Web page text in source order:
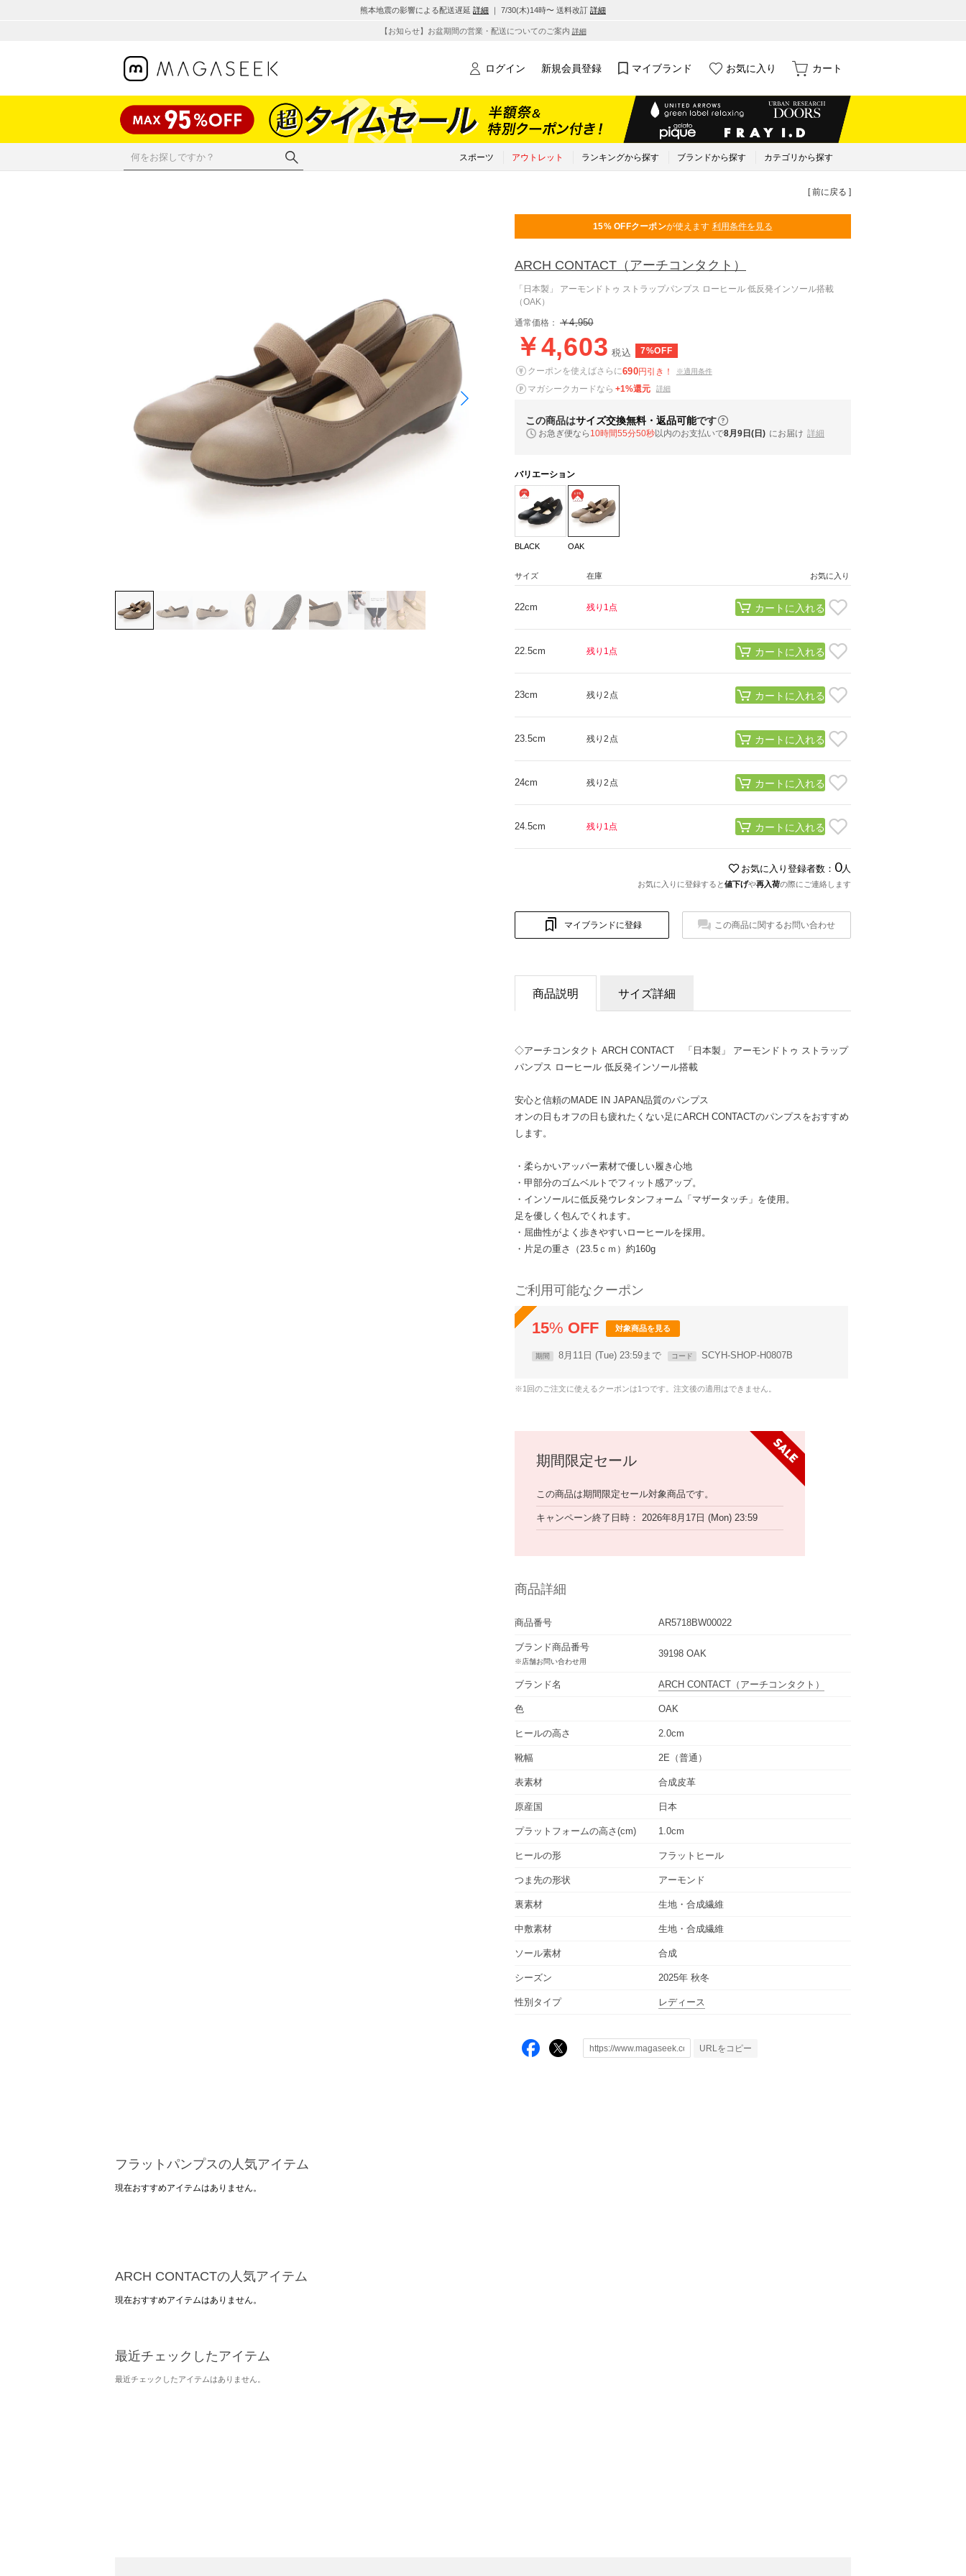
熊本地震の影響による配送遅延 詳細 ｜ 7/30(木)14時〜 送料改訂 詳細
【お知らせ】お盆期間の営業・配送についてのご案内 詳細
ログイン 新規会員登録 マイブランド お気に入り カート
スポーツ アウトレット ランキングから探す ブランドから探す カテゴリから探す
[ 前に戻る ]
15% OFFクーポンが使えます 利用条件を見る
ARCH CONTACT （アーチコンタクト）
「日本製」 アーモンドトゥ ストラップパンプス ローヒール 低反発インソール搭載
（OAK）
通常価格： ￥4,950
￥4,603 税込 7%OFF
クーポンを使えばさらに690円引き！ ※適用条件
マガシークカードなら +1%還元 詳細
この商品はサイズ交換無料・返品可能です
お急ぎ便なら 10時間55分49秒以内のお支払いで8月9日(日) にお届け 詳細
バリエーション
BLACK OAK
サイズ 在庫 お気に入り
22cm 残り1点 カートに入れる
22.5cm 残り1点 カートに入れる
23cm 残り2点 カートに入れる
23.5cm 残り2点 カートに入れる
24cm 残り2点 カートに入れる
24.5cm 残り1点 カートに入れる
お気に入り登録者数： 0人
お気に入りに登録すると値下げや再入荷の際にご連絡します
マイブランドに登録 この商品に関するお問い合わせ
商品説明 サイズ詳細
◇アーチコンタクト ARCH CONTACT 「日本製」 アーモンドトゥ ストラップ
パンプス ローヒール 低反発インソール搭載
安心と信頼のMADE IN JAPAN品質のパンプス
オンの日もオフの日も疲れたくない足にARCH CONTACTのパンプスをおすすめ
します。
・柔らかいアッパー素材で優しい履き心地
・甲部分のゴムベルトでフィット感アップ。
・インソールに低反発ウレタンフォーム「マザータッチ」を使用。
足を優しく包んでくれます。
・屈曲性がよく歩きやすいローヒールを採用。
・片足の重さ（23.5ｃｍ）約160g
ご利用可能なクーポン
15% OFF 対象商品を見る
期間 8月11日 (Tue) 23:59まで コード SCYH-SHOP-H0807B
※1回のご注文に使えるクーポンは1つです。注文後の適用はできません。
期間限定セール
この商品は期間限定セール対象商品です。
キャンペーン終了日時 2026年8月17日 (Mon) 23:59
商品詳細
商品番号 AR5718BW00022
ブランド商品番号
※店舗お問い合わせ用
39198 OAK
ブランド名 ARCH CONTACT （アーチコンタクト）
色 OAK
ヒールの高さ 2.0cm
靴幅 2E（普通）
表素材 合成皮革
原産国 日本
プラットフォームの高さ(cm) 1.0cm
ヒールの形 フラットヒール
つま先の形状 アーモンド
裏素材 生地・合成繊維
中敷素材 生地・合成繊維
ソール素材 合成
シーズン 2025年 秋冬
性別タイプ レディース
URLをコピー
フラットパンプスの人気アイテム
現在おすすめアイテムはありません。
ARCH CONTACTの人気アイテム
現在おすすめアイテムはありません。
最近チェックしたアイテム
最近チェックしたアイテムはありません。